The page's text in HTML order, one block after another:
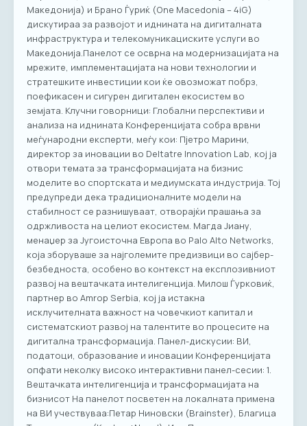
Македонија) и Брано Ѓуриќ (One Macedonia – 4iG)
дискутираа за развојот и иднината на дигиталната
инфраструктура и телекомуникациските услуги во
Македонија.Панелот се осврна на модернизацијата на
мрежите, имплементацијата на нови технологии и
стратешките инвестиции кои ќе овозможат побрз,
поефикасен и сигурен дигитален екосистем во
земјата. Клучни говорници: Глобални перспективи и
анализа на иднината Конференцијата собра врвни
меѓународни експерти, меѓу кои: Пјетро Марини,
директор за иновации во Deltatre Innovation Lab, кој ја
отвори темата за трансформацијата на бизнис
моделите во спортската и медиумската индустрија. Тој
предупреди дека традиционалните модели на
стабилност се разнишуваат, отворајќи прашања за
одржливоста на целиот екосистем. Магда Јиану,
менаџер за Југоисточна Европа во Palo Alto Networks,
која зборуваше за најголемите предизвици во сајбер-
безбедноста, особено во контекст на експлозивниот
развој на вештачката интелигенција. Милош Ѓурковиќ,
партнер во Amrop Serbia, кој ја истакна
исклучителната важност на човечкиот капитал и
систематскиот развој на талентите во процесите на
дигитална трансформација. Панел-дискусии: ВИ,
податоци, образование и иновации Конференцијата
опфати неколку високо интерактивни панел-сесии: 1.
Вештачката интелигенција и трансформацијата на
бизнисот На панелот посветен на локалната примена
на ВИ учествуваа:Петар Ниновски (Brainster), Благица